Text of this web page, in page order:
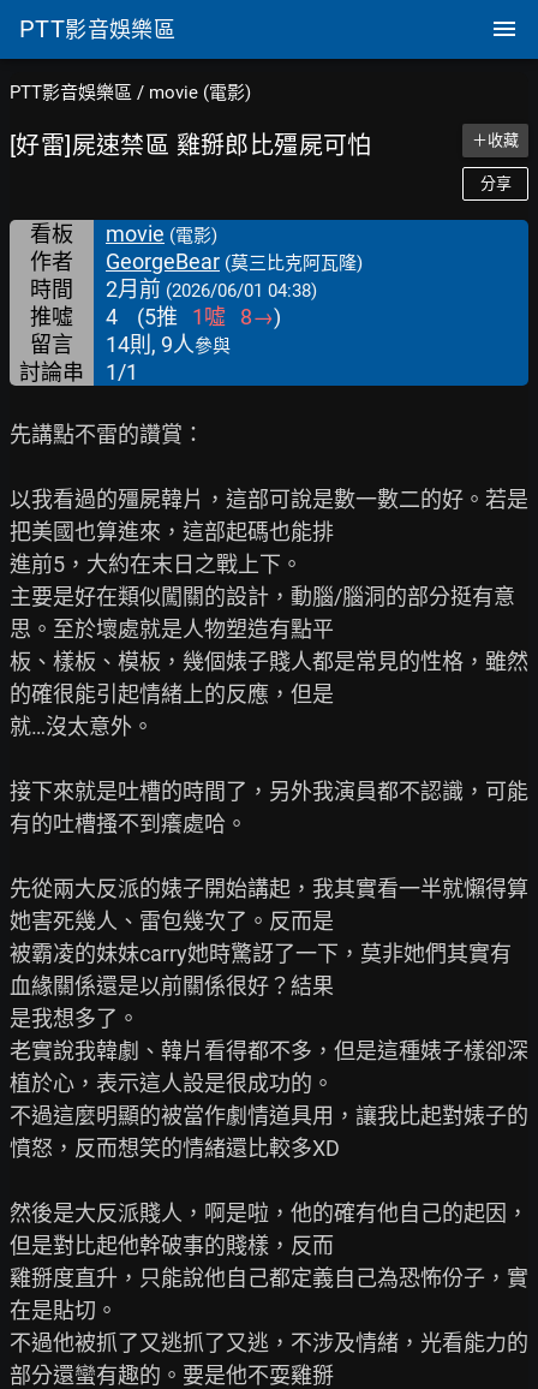
PTT影音娛樂區
PTT影音娛樂區 / movie (電影)
[好雷]屍速禁區 雞掰郎比殭屍可怕 ＋收藏
分享
看板 movie (電影)
作者 GeorgeBear (莫三比克阿瓦隆)
時間 2月前 (2026/06/01 04:38)
推噓 4 (5推 1噓 8→)
留言
14則, 9人參與
討論串 1/1
先講點不雷的讚賞：
以我看過的殭屍韓片，這部可說是數一數二的好。若是
把美國也算進來，這部起碼也能排
進前5，大約在末日之戰上下。
主要是好在類似闖關的設計，動腦/腦洞的部分挺有意
思。至於壞處就是人物塑造有點平
板、樣板、模板，幾個婊子賤人都是常見的性格，雖然
的確很能引起情緒上的反應，但是
就…沒太意外。
接下來就是吐槽的時間了，另外我演員都不認識，可能
有的吐槽搔不到癢處哈。
先從兩大反派的婊子開始講起，我其實看一半就懶得算
她害死幾人、雷包幾次了。反而是
被霸凌的妹妹carry她時驚訝了一下，莫非她們其實有
血緣關係還是以前關係很好？結果
是我想多了。
老實說我韓劇、韓片看得都不多，但是這種婊子樣卻深
植於心，表示這人設是很成功的。
不過這麼明顯的被當作劇情道具用，讓我比起對婊子的
憤怒，反而想笑的情緒還比較多XD
然後是大反派賤人，啊是啦，他的確有他自己的起因，
但是對比起他幹破事的賤樣，反而
雞掰度直升，只能說他自己都定義自己為恐怖份子，實
在是貼切。
不過他被抓了又逃抓了又逃，不涉及情緒，光看能力的
部分還蠻有趣的。要是他不耍雞掰